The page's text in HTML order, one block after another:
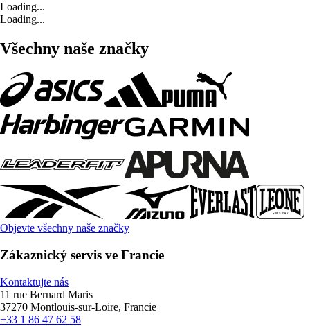
Loading...
Loading...
Všechny naše značky
Objevte všechny naše značky
Zákaznický servis ve Francie
Kontaktujte nás
11 rue Bernard Maris
37270 Montlouis-sur-Loire, Francie
+33 1 86 47 62 58